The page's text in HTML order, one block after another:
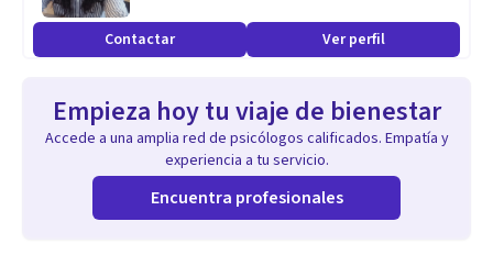
Aptitudes
Psicología Clínica
Terapia de Pareja
Evaluación Psicológica
Contactar Ver perfil
Empieza hoy tu viaje de bienestar
Accede a una amplia red de psicólogos calificados. Empatía y
experiencia a tu servicio.
Encuentra profesionales